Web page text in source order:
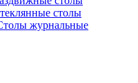
столы
журнальные